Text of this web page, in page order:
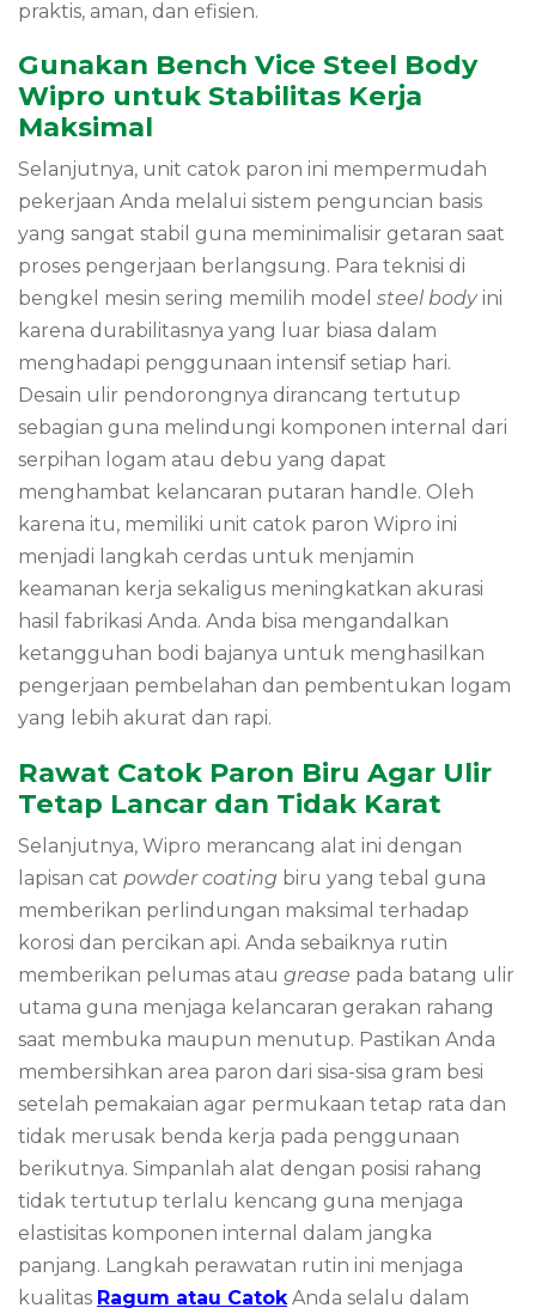
praktis, aman, dan efisien.
Gunakan Bench Vice Steel Body
Wipro untuk Stabilitas Kerja
Maksimal
Selanjutnya, unit catok paron ini mempermudah
pekerjaan Anda melalui sistem penguncian basis
yang sangat stabil guna meminimalisir getaran saat
proses pengerjaan berlangsung. Para teknisi di
bengkel mesin sering memilih model steel bodyini
karena durabilitasnya yang luar biasa dalam
menghadapi penggunaan intensif setiap hari.
Desain ulir pendorongnya dirancang tertutup
sebagian guna melindungi komponen internal dari
serpihan logam atau debu yang dapat
menghambat kelancaran putaran handle. Oleh
karena itu, memiliki unit catok paron Wipro ini
menjadi langkah cerdas untuk menjamin
keamanan kerja sekaligus meningkatkan akurasi
hasil fabrikasi Anda. Anda bisa mengandalkan
ketangguhan bodi bajanya untuk menghasilkan
pengerjaan pembelahan dan pembentukan logam
yang lebih akurat dan rapi.
Rawat Catok Paron Biru Agar Ulir
Tetap Lancar dan Tidak Karat
Selanjutnya, Wipro merancang alat ini dengan
lapisan cat powder coating biru yang tebal guna
memberikan perlindungan maksimal terhadap
korosi dan percikan api. Anda sebaiknya rutin
memberikan pelumas atau grease pada batang ulir
utama guna menjaga kelancaran gerakan rahang
saat membuka maupun menutup. Pastikan Anda
membersihkan area paron dari sisa-sisa gram besi
setelah pemakaian agar permukaan tetap rata dan
tidak merusak benda kerja pada penggunaan
berikutnya. Simpanlah alat dengan posisi rahang
tidak tertutup terlalu kencang guna menjaga
elastisitas komponen internal dalam jangka
panjang. Langkah perawatan rutin ini menjaga
kualitas Ragum atau CatokAnda selalu dalam